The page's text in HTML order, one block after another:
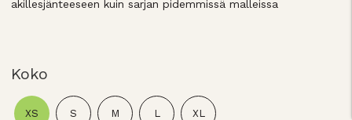
akillesjänteeseen kuin sarjan pidemmissä malleissa
Koko
XS S M L XL